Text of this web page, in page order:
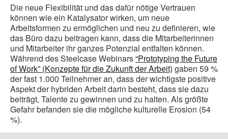
Die neue Flexibilität und das dafür nötige Vertrauen
können wie ein Katalysator wirken, um neue
Arbeitsformen zu ermöglichen und neu zu definieren, wie
das Büro dazu beitragen kann, dass die Mitarbeiterinnen
und Mitarbeiter ihr ganzes Potenzial entfalten können.
Während des Steelcase Webinars“Prototyping the Future
of Work” (Konzepte für die Zukunft der Arbeit) gaben 59 %
der fast 1.000 Teilnehmer an, dass der wichtigste positive
Aspekt der hybriden Arbeit darin besteht, dass sie dazu
beiträgt, Talente zu gewinnen und zu halten. Als größte
Gefahr befanden sie die mögliche kulturelle Erosion (54
%).